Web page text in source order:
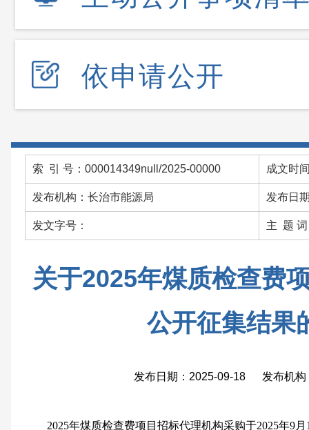
依申请公开
索 引 号：000014349null/2025-00000 成文时
发布机构：长治市能源局 发布日
发文字号： 主 题 词
关于2025年煤质检查费
公开征集结果
发布日期：2025-09-18 发布机构
2025年煤质检查费项目招标代理机构采购于2025年9